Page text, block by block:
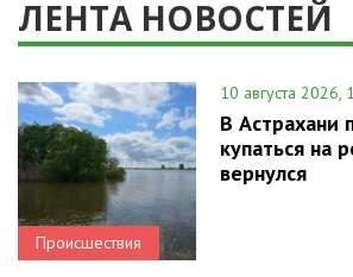
ЛЕНТА НОВОСТЕЙ
Происшествия
10 августа 2026,
В Астрахани
купаться на
вернулся